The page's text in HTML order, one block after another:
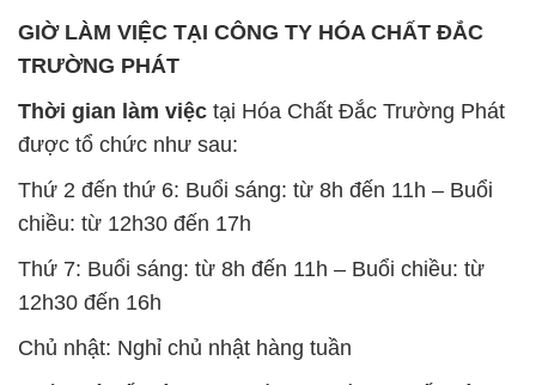
GIỜ LÀM VIỆC TẠI CÔNG TY HÓA CHẤT ĐẮC
TRƯỜNG PHÁT
Thời gian làm việc tại Hóa Chất Đắc Trường Phát
được tổ chức như sau:
Thứ 2 đến thứ 6: Buổi sáng: từ 8h đến 11h – Buổi
chiều: từ 12h30 đến 17h
Thứ 7: Buổi sáng: từ 8h đến 11h – Buổi chiều: từ
12h30 đến 16h
Chủ nhật: Nghỉ chủ nhật hàng tuần